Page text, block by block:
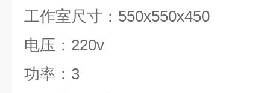
工作室尺寸：550x550x450
电压：220v
功率：3